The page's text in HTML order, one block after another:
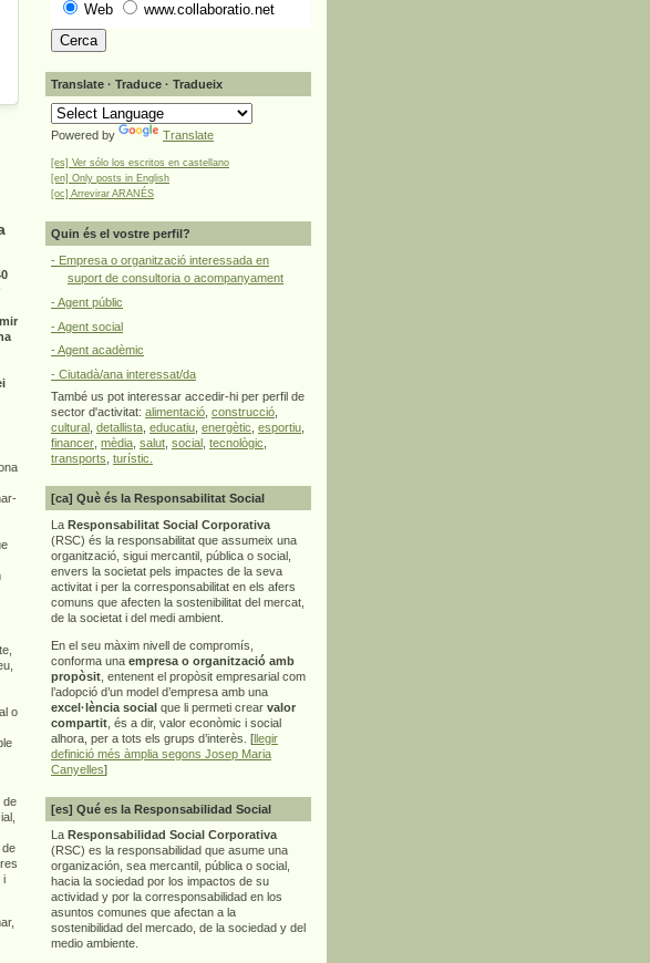
o
de
de
i
Web
www.collaboratio.net
Translate · Traduce · Tradueix
Powered by Translate
[es] Ver sólo los escritos en castellano
[en] Only posts in English
[oc] Arrevirar ARANÉS
Quin és el vostre perfil?
- Empresa o organització interessada en
suport de consultoria o acompanyament
- Agent públic
- Agent social
- Agent acadèmic
- Ciutadà/ana interessat/da
També us pot interessar accedir-hi per perfil de
sector d'activitat: alimentació construcció
cultural
detallista educatiu energètic esportiu
financer mèdia salut social tecnològic
transports turístic.
[ca] Què és la Responsabilitat Social
La Responsabilitat Social Corporativa
(RSC) és la responsabilitat que assumeix una
organització, sigui mercantil, pública o social,
envers la societat pels impactes de la seva
activitat i per la corresponsabilitat en els afers
comuns que afecten la sostenibilitat del mercat,
de la societat i del medi ambient.
En el seu màxim nivell de compromís,
conforma una empresa o organització amb
propòsit , entenent el propòsit empresarial com
l’adopció d’un model d’empresa amb una
excel·lència social que li permeti crear valor
compartit , és a dir, valor econòmic i social
alhora, per a tots els grups d’interès. [llegir
definició més àmplia segons Josep Maria
Canyelles]
[es] Qué es la Responsabilidad Social
La Responsabilidad Social Corporativa
(RSC) es la responsabilidad que asume una
organización, sea mercantil, pública o social,
hacia la sociedad por los impactos de su
actividad y por la corresponsabilidad en los
asuntos comunes que afectan a la
sostenibilidad del mercado, de la sociedad y del
medio ambiente.